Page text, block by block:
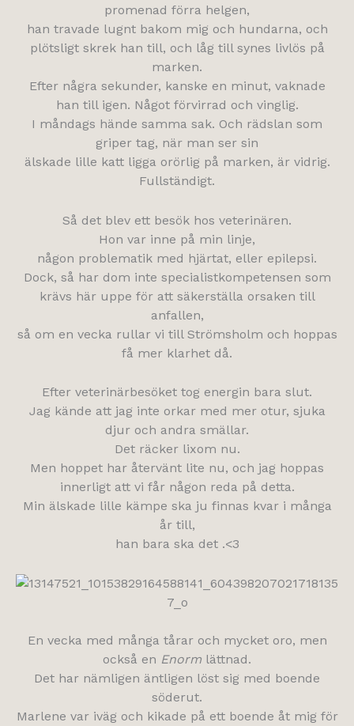
promenad förra helgen,
han travade lugnt bakom mig och hundarna, och
plötsligt skrek han till, och låg till synes livlös på
marken.
Efter några sekunder, kanske en minut, vaknade
han till igen. Något förvirrad och vinglig.
I måndags hände samma sak. Och rädslan som
griper tag, när man ser sin
älskade lille katt ligga orörlig på marken, är vidrig.
Fullständigt.
Så det blev ett besök hos veterinären.
Hon var inne på min linje,
någon problematik med hjärtat, eller epilepsi.
Dock, så har dom inte specialistkompetensen som
krävs här uppe för att säkerställa orsaken till
anfallen,
så om en vecka rullar vi till Strömsholm och hoppas
få mer klarhet då.
Efter veterinärbesöket tog energin bara slut.
Jag kände att jag inte orkar med mer otur, sjuka
djur och andra smällar.
Det räcker lixom nu.
Men hoppet har återvänt lite nu, och jag hoppas
innerligt att vi får någon reda på detta.
Min älskade lille kämpe ska ju finnas kvar i många
år till,
han bara ska det .<3
En vecka med många tårar och mycket oro, men
också en Enorm lättnad.
Det har nämligen äntligen löst sig med boende
söderut.
Marlene var iväg och kikade på ett boende åt mig för